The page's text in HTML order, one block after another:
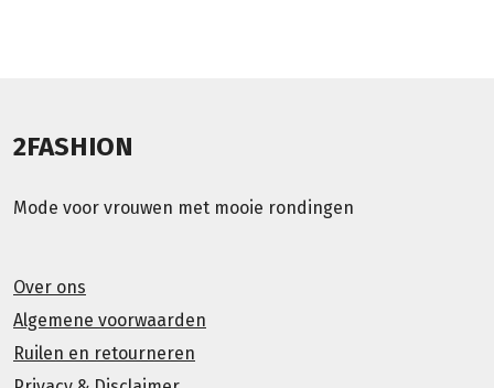
2FASHION
Mode voor vrouwen met mooie rondingen
Over ons
Algemene voorwaarden
Ruilen en retourneren